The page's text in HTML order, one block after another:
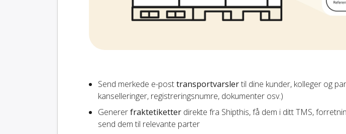
Send merkede e-posttransportvarslertil dine kunder, kolleger og
kanselleringer, registreringsnumre, dokumenter osv.)
Genererfraktetiketter direkte fra Shipthis, få dem i ditt TMS,
send dem til relevante parter